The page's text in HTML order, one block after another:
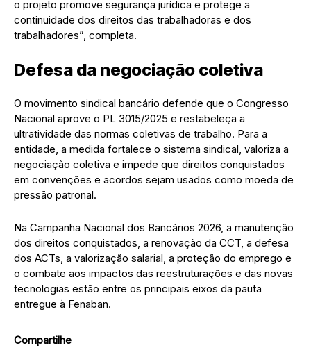
o projeto promove segurança jurídica e protege a
continuidade dos direitos das trabalhadoras e dos
trabalhadores”, completa.
Defesa da negociação coletiva
O movimento sindical bancário defende que o Congresso
Nacional aprove o PL 3015/2025 e restabeleça a
ultratividade das normas coletivas de trabalho. Para a
entidade, a medida fortalece o sistema sindical, valoriza a
negociação coletiva e impede que direitos conquistados
em convenções e acordos sejam usados como moeda de
pressão patronal.
Na Campanha Nacional dos Bancários 2026, a manutenção
dos direitos conquistados, a renovação da CCT, a defesa
dos ACTs, a valorização salarial, a proteção do emprego e
o combate aos impactos das reestruturações e das novas
tecnologias estão entre os principais eixos da pauta
entregue à Fenaban.
Compartilhe